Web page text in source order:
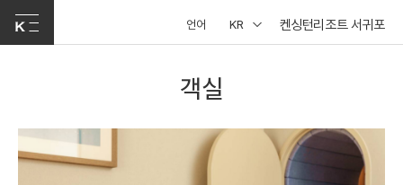
언어 KR 켄싱턴리조트 서귀포
객실